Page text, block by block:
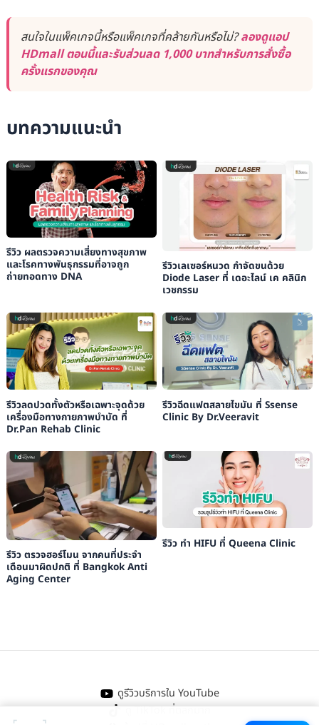
สนใจในแพ็คเกจนี้หรือแพ็คเกจที่คล้ายกันหรือไม่?ลองดูแอป
HDmall ตอนนี้และรับส่วนลด 1,000 บาทสำหรับการสั่งซื้อ
ครั้งแรกของคุณ
บทความแนะนำ
รีวิว ผลตรวจความเสี่ยงทางสุขภาพ
และโรคทางพันธุกรรมที่อาจถูก
ถ่ายทอดทาง DNA
รีวิวเลเซอร์หนวด กำจัดขนด้วย
Diode Laser ที่ เดอะไลน์ เค คลินิก
เวชกรรม
รีวิวลดปวดทั้งตัวหรือเฉพาะจุดด้วย
เครื่องมือทางกายภาพบำบัด ที่
Dr.Pan Rehab Clinic
รีวิวฉีดแฟตสลายไขมัน ที่ Ssense
Clinic By Dr.Veeravit
รีวิว ตรวจฮอร์โมน จากคนที่ประจำ
เดือนมาผิดปกติ ที่ Bangkok Anti
Aging Center
รีวิว ทำ HIFU ที่ Queena Clinic
ดูรีวิวบริการใน YouTube
ดู TikTok ที่ตลกมาก